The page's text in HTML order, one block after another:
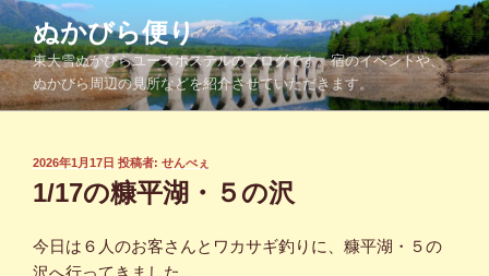
コ
ン
テ
ン
ツ
ぬかびら便り
東大雪ぬかびらユースホステルのブログです。宿のイベントや、
ぬかびら周辺の見所などを紹介させていただきます。
投
稿
日:
2026年1月17日 投稿者: せんべぇ
1/17の糠平湖・５の沢
今日は６人のお客さんとワカサギ釣りに、糠平湖・５の